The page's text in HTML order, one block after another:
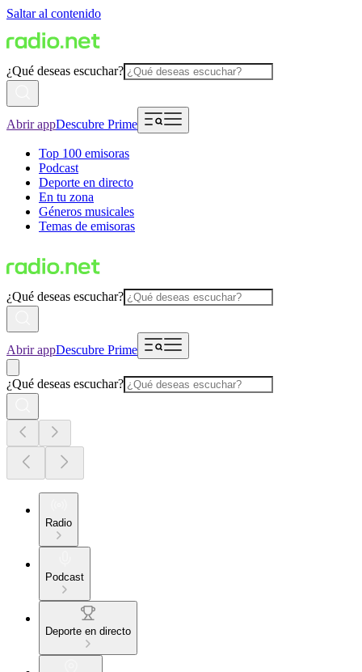
Saltar al contenido
¿Qué deseas escuchar?
Abrir appDescubre Prime
Top 100 emisoras
Podcast
Deporte en directo
En tu zona
Géneros musicales
Temas de emisoras
¿Qué deseas escuchar?
Abrir appDescubre Prime
¿Qué deseas escuchar?
Radio
Podcast
Deporte en directo